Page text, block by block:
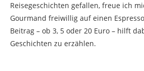
Reisegeschichten gefallen, freue ich
Gourmand freiwillig auf einen
Beitrag – ob 3, 5 oder 20 Euro – hilft
Geschichten zu erzählen.